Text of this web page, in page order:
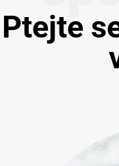
Ptejte